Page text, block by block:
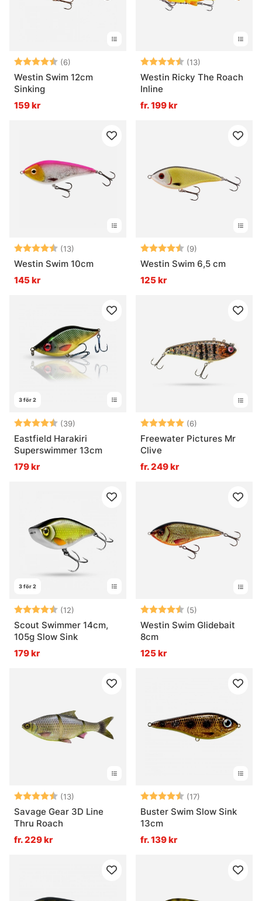
Betyg: (6)
4.7 utav 5 stjärnor
Westin Swim 12cm
Sinking
159 kr
Betyg: (13)
Westin Ricky The Roach
Inline
fr. 199 kr
Betyg: (13)
4.8 utav 5 stjärnor
Westin Swim 10cm
145 kr
Betyg: (9)
Westin Swim 6,5 cm
125 kr
3 för 2
Betyg: (39)
4.6 utav 5 stjärnor
Eastfield Harakiri
Superswimmer 13cm
179 kr
Betyg: (6)
Freewater Pictures Mr
Clive
fr. 249 kr
3 för 2
Betyg: (12)
4.7 utav 5 stjärnor
Scout Swimmer 14cm,
105g Slow Sink
179 kr
Betyg: (5)
Westin Swim Glidebait
8cm
125 kr
Betyg: (13)
4.5 utav 5 stjärnor
Savage Gear 3D Line
Thru Roach
fr. 229 kr
Betyg: (17)
Buster Swim Slow Sink
13cm
fr. 139 kr